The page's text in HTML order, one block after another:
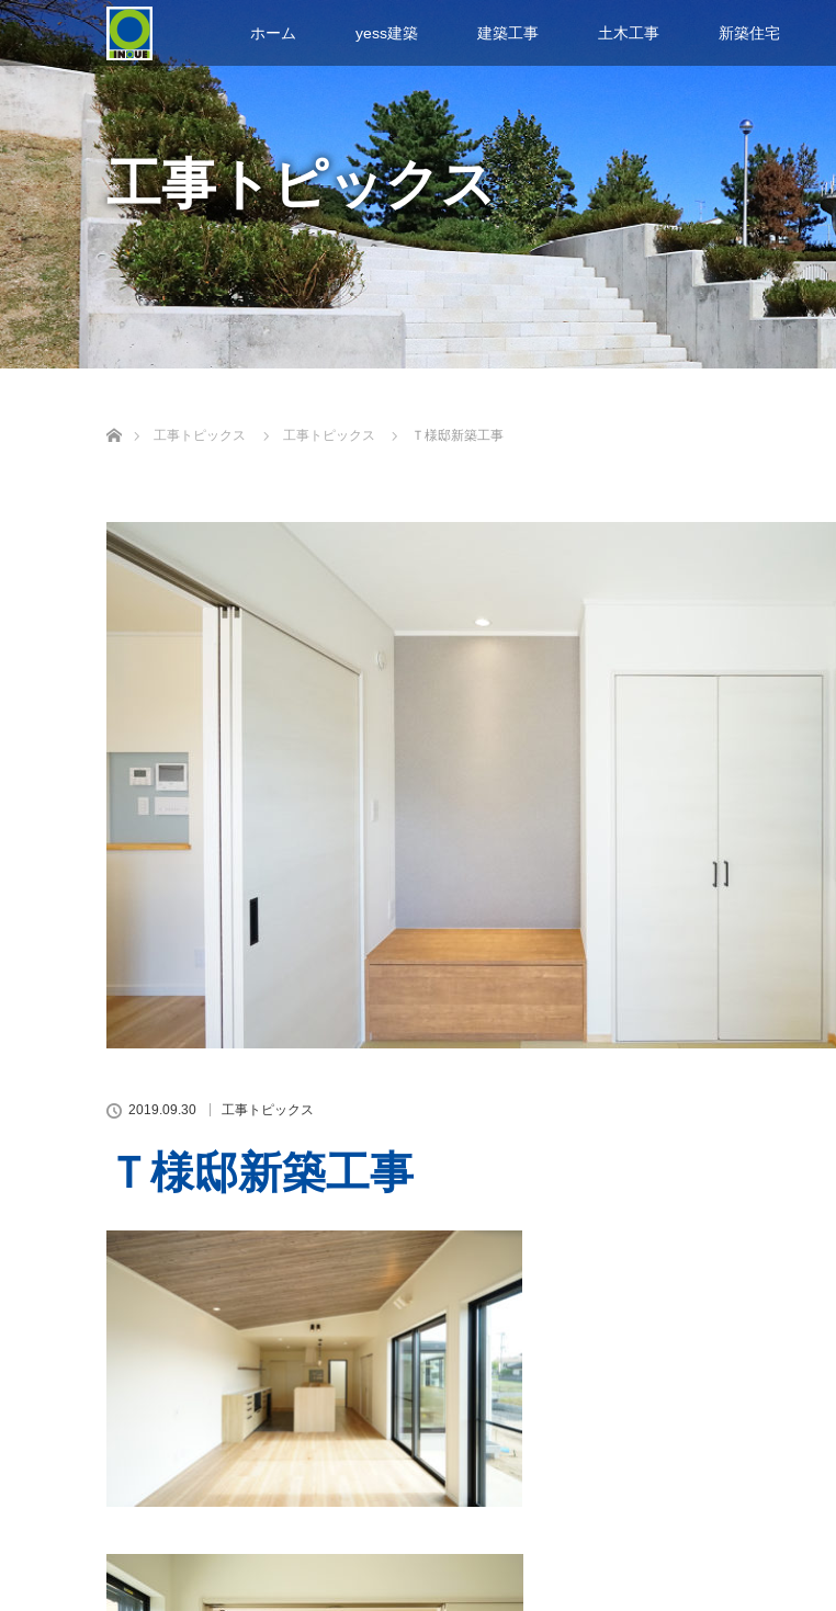
ホーム yess建築 建築工事 土木工事 新築住宅
工事トピックス
工事トピックス
工事トピックス Ｔ様邸新築工事
2019.09.30 工事トピックス
Ｔ様邸新築工事